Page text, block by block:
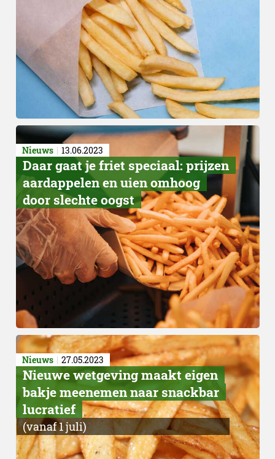
Nieuws 13.06.2023
Daar gaat je friet speciaal: prijzen
aardappelen en uien omhoog
door slechte oogst
Nieuws 27.05.2023
Nieuwe wetgeving maakt eigen
bakje meenemen naar snackbar
lucratief
(vanaf 1 juli)